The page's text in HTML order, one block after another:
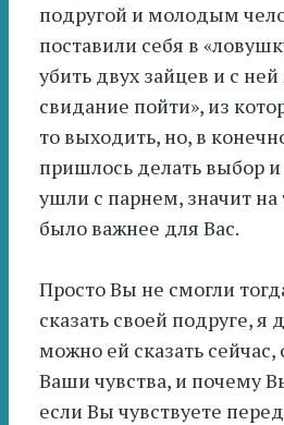
подругой и молодым
поставили себя в
убить двух зайцев и с ней
свидание пойти», из
то выходить, но, в
пришлось делать выбор
ушли с парнем, значит на
было важнее для Вас.
Просто Вы не смогли
сказать своей подруге, я
можно ей сказать сейчас,
Ваши чувства, и почему
если Вы чувствуете